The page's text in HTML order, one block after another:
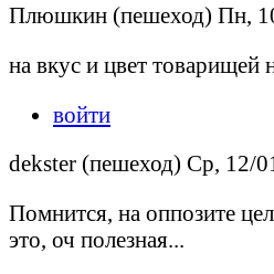
Плюшкин (пешеход) Пн,
на вкус и цвет товарищей
войти
dekster (пешеход) Ср, 12/
Помнится, на оппозите
это, оч полезная...